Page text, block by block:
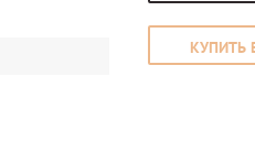
КУПИТЬ